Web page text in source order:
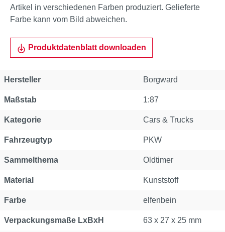
Artikel in verschiedenen Farben produziert. Gelieferte
Farbe kann vom Bild abweichen.
Produktdatenblatt downloaden
Hersteller Borgward
Maßstab 1:87
Kategorie Cars & Trucks
Fahrzeugtyp PKW
Sammelthema Oldtimer
Material Kunststoff
Farbe elfenbein
Verpackungsmaße LxBxH 63 x 27 x 25 mm